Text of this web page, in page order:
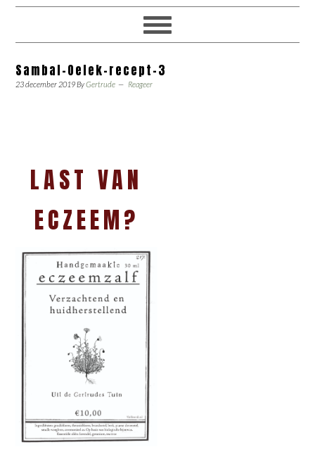
Sambal-Oelek-recept-3
23 december 2019ByGertrude Reageer
LAST VAN
ECZEEM?